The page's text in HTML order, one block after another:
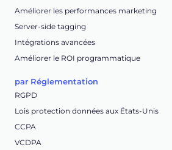
Améliorer les performances marketing
Server-side tagging
Intégrations avancées
Améliorer le ROI programmatique
par Réglementation
RGPD
Lois protection données aux États-Unis
CCPA
VCDPA